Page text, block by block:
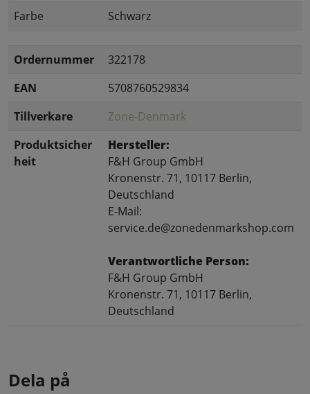
Farbe
Schwarz
Ordernummer
322178
EAN
5708760529834
Tillverkare
Zone-Denmark
Produktsicher
heit
Hersteller:
F&H Group GmbH
Kronenstr. 71, 10117 Berlin,
Deutschland
E-Mail:
service.de@zonedenmarkshop.com
Verantwortliche Person:
F&H Group GmbH
Kronenstr. 71, 10117 Berlin,
Deutschland
Dela på